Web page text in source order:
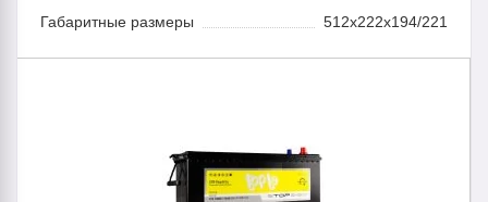
Габаритные размеры
512х222х194/221